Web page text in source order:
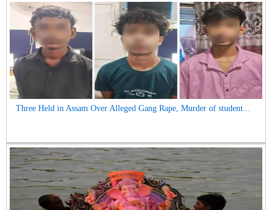
Three Held in Assam Over Alleged Gang Rape, Murder of student...